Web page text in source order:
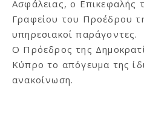
Ασφάλειας, ο Επικεφαλής
Γραφείου του Προέδρου
υπηρεσιακοί παράγοντες.
Ο Πρόεδρος της
Κύπρο το απόγευμα της
ανακοίνωση.